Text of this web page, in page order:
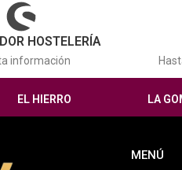
HOSTELERÍA
información
EL HIERRO LA
MENÚ